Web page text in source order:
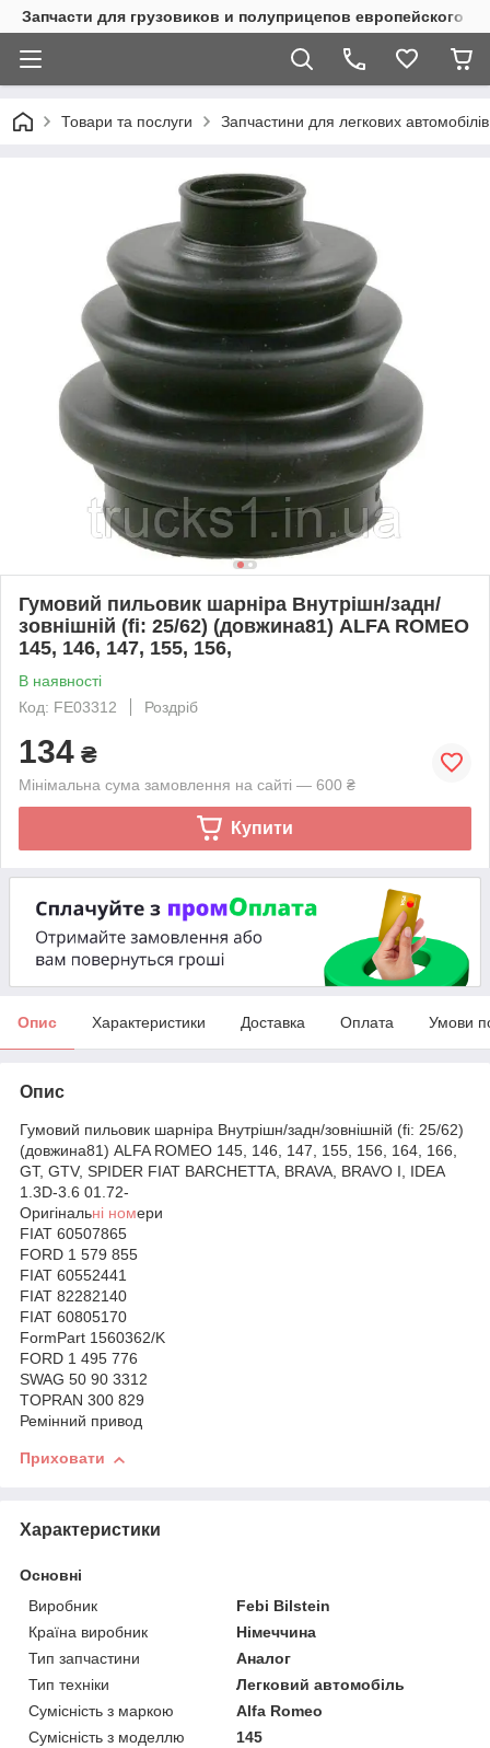
Запчасти для грузовиков и полуприцепов европейского
Товари та послуги Запчастини для легкових автомобілів
Гумовий пильовик шарніра Внутрішн/задн/
зовнішній (fi: 25/62) (довжина81) ALFA ROMEO
145, 146, 147, 155, 156,
В наявності
Код: FE03312
Роздріб
134 ₴
Мінімальна сума замовлення на сайті — 600 ₴
Купити
Опис Характеристики Доставка Оплата Умови
Опис
Гумовий пильовик шарніра Внутрішн/задн/зовнішній (fi: 25/62)
(довжина81) ALFA ROMEO 145, 146, 147, 155, 156, 164, 166,
GT, GTV, SPIDER FIAT BARCHETTA, BRAVA, BRAVO I, IDEA
1.3D-3.6 01.72-
Оригінальні номери
FIAT 60507865
FORD 1 579 855
FIAT 60552441
FIAT 82282140
FIAT 60805170
FormPart 1560362/K
FORD 1 495 776
SWAG 50 90 3312
TOPRAN 300 829
Ремінний привод
Приховати
Характеристики
Основні
Виробник
Febi Bilstein
Країна виробник
Німеччина
Тип запчастини
Аналог
Тип техніки
Легковий автомобіль
Сумісність з маркою
Alfa Romeo
Сумісність з моделлю
145